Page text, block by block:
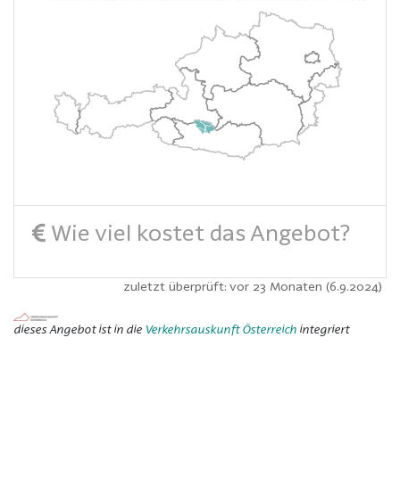
Wie viel kostet das Angebot?
zuletzt überprüft: vor 23 Monaten (6.9.2024)
dieses Angebot ist in die Verkehrsauskunft Österreich integriert